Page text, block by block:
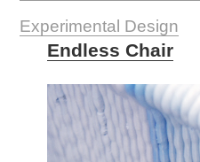
Experimental Design
Endless Chair